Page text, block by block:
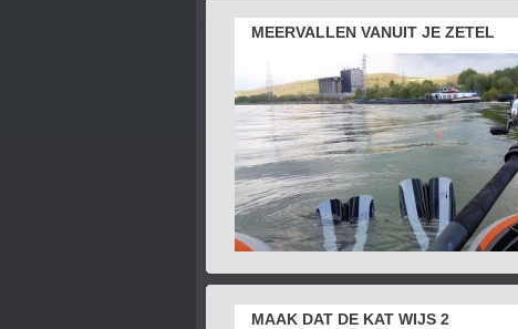
MEERVALLEN VANUIT JE ZETEL
MAAK DAT DE KAT WIJS 2